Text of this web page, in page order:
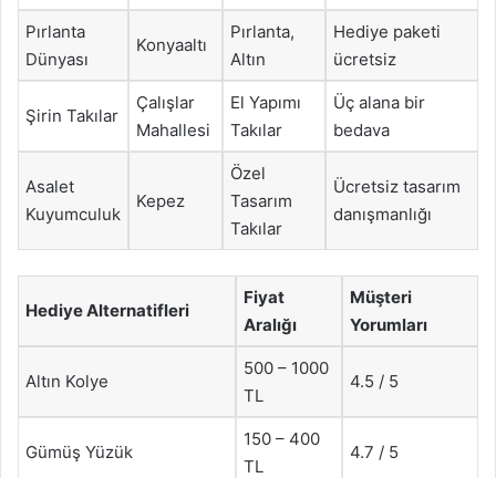
Pırlanta
Dünyası
Konyaaltı
Pırlanta,
Altın
Hediye paketi
ücretsiz
Şirin Takılar
Çalışlar
Mahallesi
El Yapımı
Takılar
Üç alana bir
bedava
Asalet
Kuyumculuk
Kepez
Özel
Tasarım
Takılar
Ücretsiz tasarım
danışmanlığı
Hediye Alternatifleri
Fiyat
Aralığı
Müşteri
Yorumları
Altın Kolye
500 – 1000
TL
4.5 / 5
Gümüş Yüzük
150 – 400
TL
4.7 / 5